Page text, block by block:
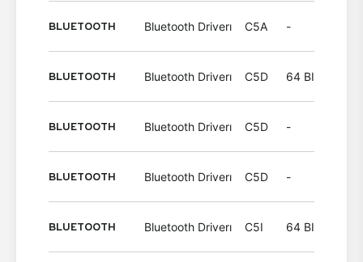
BLUETOOTH Bluetooth Driverı C5A -
BLUETOOTH Bluetooth Driverı C5D 64 BIT
BLUETOOTH Bluetooth Driverı C5D -
BLUETOOTH Bluetooth Driverı C5D -
BLUETOOTH Bluetooth Driverı C5I 64 BIT